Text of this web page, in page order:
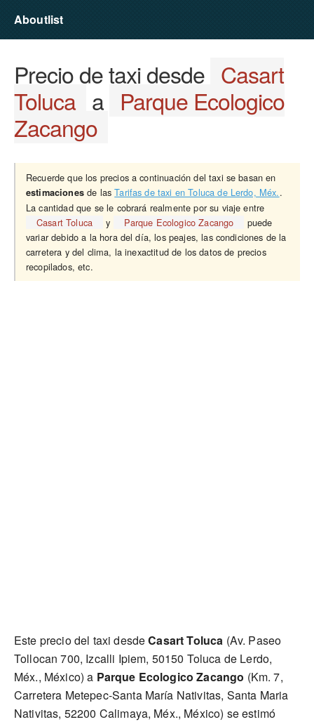
Aboutlist
Precio de taxi desde Casart
Toluca a Parque Ecologico
Zacango
Recuerde que los precios a continuación del taxi se basan en
estimacionesde lasTarifas de taxi en Toluca de Lerdo, Méx..
La cantidad que se le cobrará realmente por su viaje entre
Casart Toluca
y Parque Ecologico Zacango
puede
variar debido a la hora del día, los peajes, las condiciones de la
carretera y del clima, la inexactitud de los datos de precios
recopilados, etc.
Este precio del taxi desdeCasart Toluca (Av. Paseo
Tollocan 700, Izcalli Ipiem, 50150 Toluca de Lerdo,
Méx., México) a Parque Ecologico Zacango (Km. 7,
Carretera Metepec-Santa María Nativitas, Santa Maria
Nativitas, 52200 Calimaya, Méx., México) se estimó